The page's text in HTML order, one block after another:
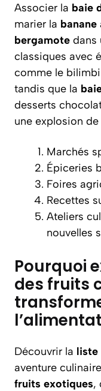
Associer la baie
marier la banane
bergamote dans
classiques avec
comme le
tandis que la
desserts
une explosion
Marchés
Épiceries
Foires
Recettes
Ateliers
nouvelles
Pourquoi
des fruits
Découvrir la liste
aventure
fruits exotiques,